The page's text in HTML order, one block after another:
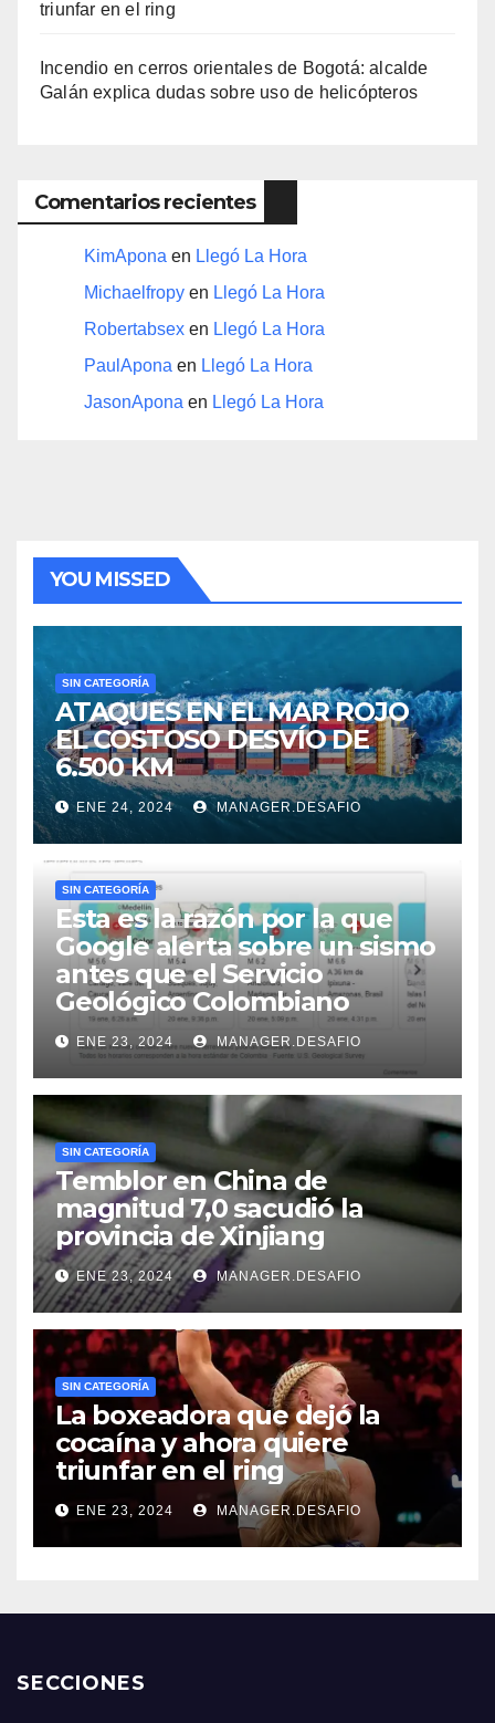
triunfar en el ring​
Incendio en cerros orientales de Bogotá: alcalde
Galán explica dudas sobre uso de helicópteros
Comentarios recientes
KimApona en Llegó La Hora
Michaelfropy en Llegó La Hora
Robertabsex en Llegó La Hora
PaulApona en Llegó La Hora
JasonApona en Llegó La Hora
YOU MISSED
SIN CATEGORÍA
ATAQUES EN EL MAR ROJO
EL COSTOSO DESVÍO DE
6.500 KM
ENE 24, 2024 MANAGER.DESAFIO
SIN CATEGORÍA
Esta es la razón por la que
Google alerta sobre un sismo
antes que el Servicio
Geológico Colombiano
ENE 23, 2024 MANAGER.DESAFIO
SIN CATEGORÍA
Temblor en China de
magnitud 7,0 sacudió la
provincia de Xinjiang
ENE 23, 2024 MANAGER.DESAFIO
SIN CATEGORÍA
La boxeadora que dejó la
cocaína y ahora quiere
triunfar en el ring​
ENE 23, 2024 MANAGER.DESAFIO
SECCIONES